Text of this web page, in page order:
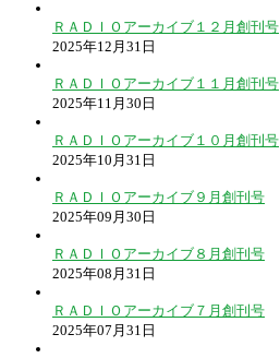
ＲＡＤＩＯアーカイブ１２月創刊号
2025年12月31日
ＲＡＤＩＯアーカイブ１１月創刊号
2025年11月30日
ＲＡＤＩＯアーカイブ１０月創刊号
2025年10月31日
ＲＡＤＩＯアーカイブ９月創刊号
2025年09月30日
ＲＡＤＩＯアーカイブ８月創刊号
2025年08月31日
ＲＡＤＩＯアーカイブ７月創刊号
2025年07月31日